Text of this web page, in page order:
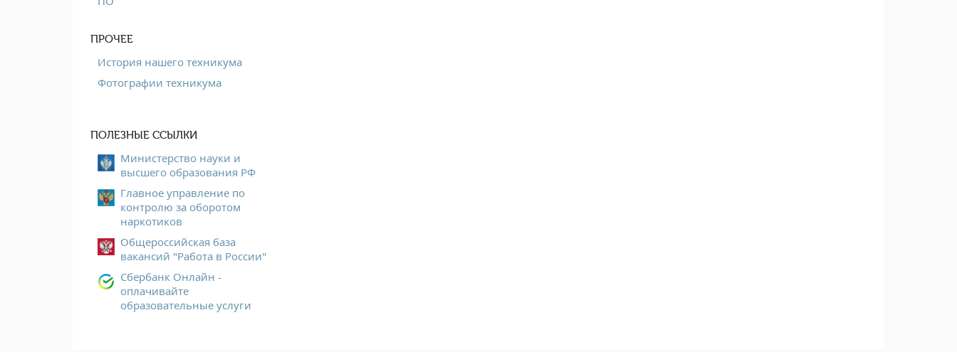
ПРОЧЕЕ
История нашего техникума
Фотографии техникума
ПОЛЕЗНЫЕ ССЫЛКИ
Министерство науки и
высшего образования РФ
Главное управление по
контролю за оборотом
наркотиков
Общероссийская база
вакансий "Работа в России"
Сбербанк Онлайн -
оплачивайте
образовательные услуги